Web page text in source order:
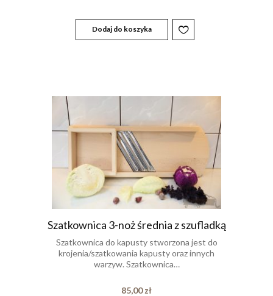
Dodaj do koszyka
Szatkownica 3-noż średnia z szufladką
Szatkownica do kapusty stworzona jest do
krojenia/szatkowania kapusty oraz innych
warzyw. Szatkownica…
85,00zł